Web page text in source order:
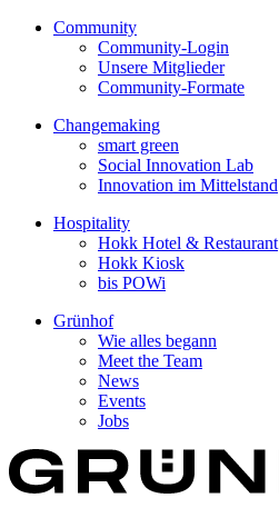
Community
Community-Login
Unsere Mitglieder
Community-Formate
Changemaking
smart green
Social Innovation Lab
Innovation im Mittelstand
Hospitality
Hokk Hotel & Restaurant
Hokk Kiosk
bis POWi
Grünhof
Wie alles begann
Meet the Team
News
Events
Jobs